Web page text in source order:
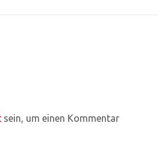
sein, um einen Kommentar